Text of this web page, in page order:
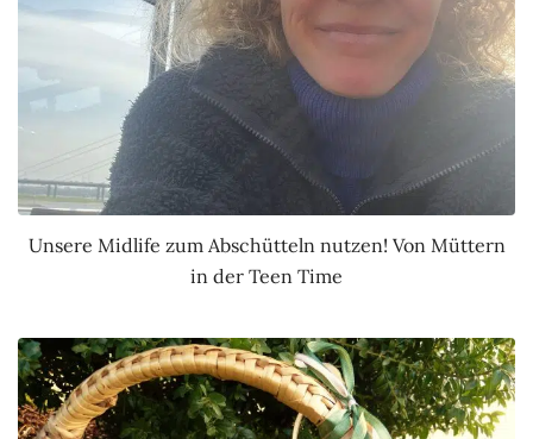
Unsere Midlife zum Abschütteln nutzen! Von Müttern
in der Teen Time